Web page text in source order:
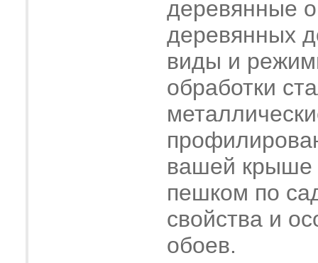
деревянные
деревянных
виды и
обработки
вашей крыше
пешком по
свойства и
обоев.